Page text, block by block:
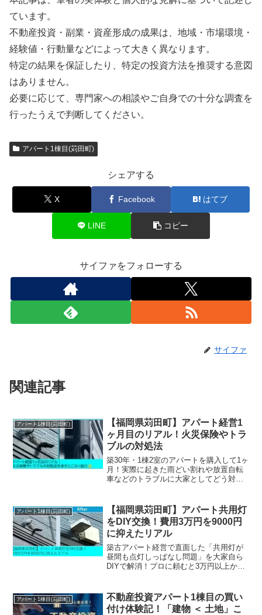
ています。
不動産投資・副業・資産形成の成果は、地域・市場環境・
経験値・行動量などによって大きく異なります。
特定の結果を保証したり、特定の投資方法を推奨する意図
はありません。
必要に応じて、専門家への相談やご自身での十分な調査を
行ったうえで判断してください。
アパート1棟目(苅田町)
シェアする
X Facebook はてブ
LINE コピー
サイファをフォローする
サイファ
関連記事
アパート1棟目(苅田町)
【福岡県苅田町】アパート経営1
ヶ月目のリアル！火災保険やトラ
ブルの対処法
築30年・1棟2室のアパートを購入して1ヶ
月！実際に起きた雨どい割れや放置自転
車などのトラブルに大家としてどう対応
険の使い方や、補助金を活用した裏ワザ
まで網羅！
アパート1棟目(苅田町)
【福岡県苅田町】アパート共用灯
をDIY交換！費用3万円を9000円
に抑えたリアル
築古アパート経営で直面した「共用灯が
昼間も点灯しっぱなし問題」を大家自ら
DIYで解消！プロに頼むと3万円以上かか
台裏やハプニング、詳しい費用明細を大
公開します！
アパート1棟目(苅田町)
不動産投資アパート1棟目の買い
付け体験記！「建物 ＜ 土地」こ